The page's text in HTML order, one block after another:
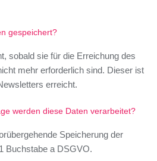
gespeichert?
sobald sie für die Erreichung des
mehr erforderlich sind. Dieser ist
erreicht.
werden diese Daten verarbeitet?
Speicherung der
Buchstabe a DSGVO.